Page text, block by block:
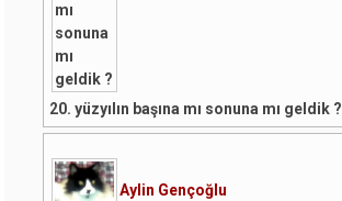
20. yüzyılın başına mı sonuna mı geldik ?
Aylin Gençoğlu